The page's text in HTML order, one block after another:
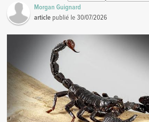
Morgan Guignard
article publié le30/07/2026